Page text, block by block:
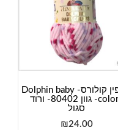
דולפין קולורס- Dolphin baby
colors- גוון 80402- ורוד
סגול
₪24.00